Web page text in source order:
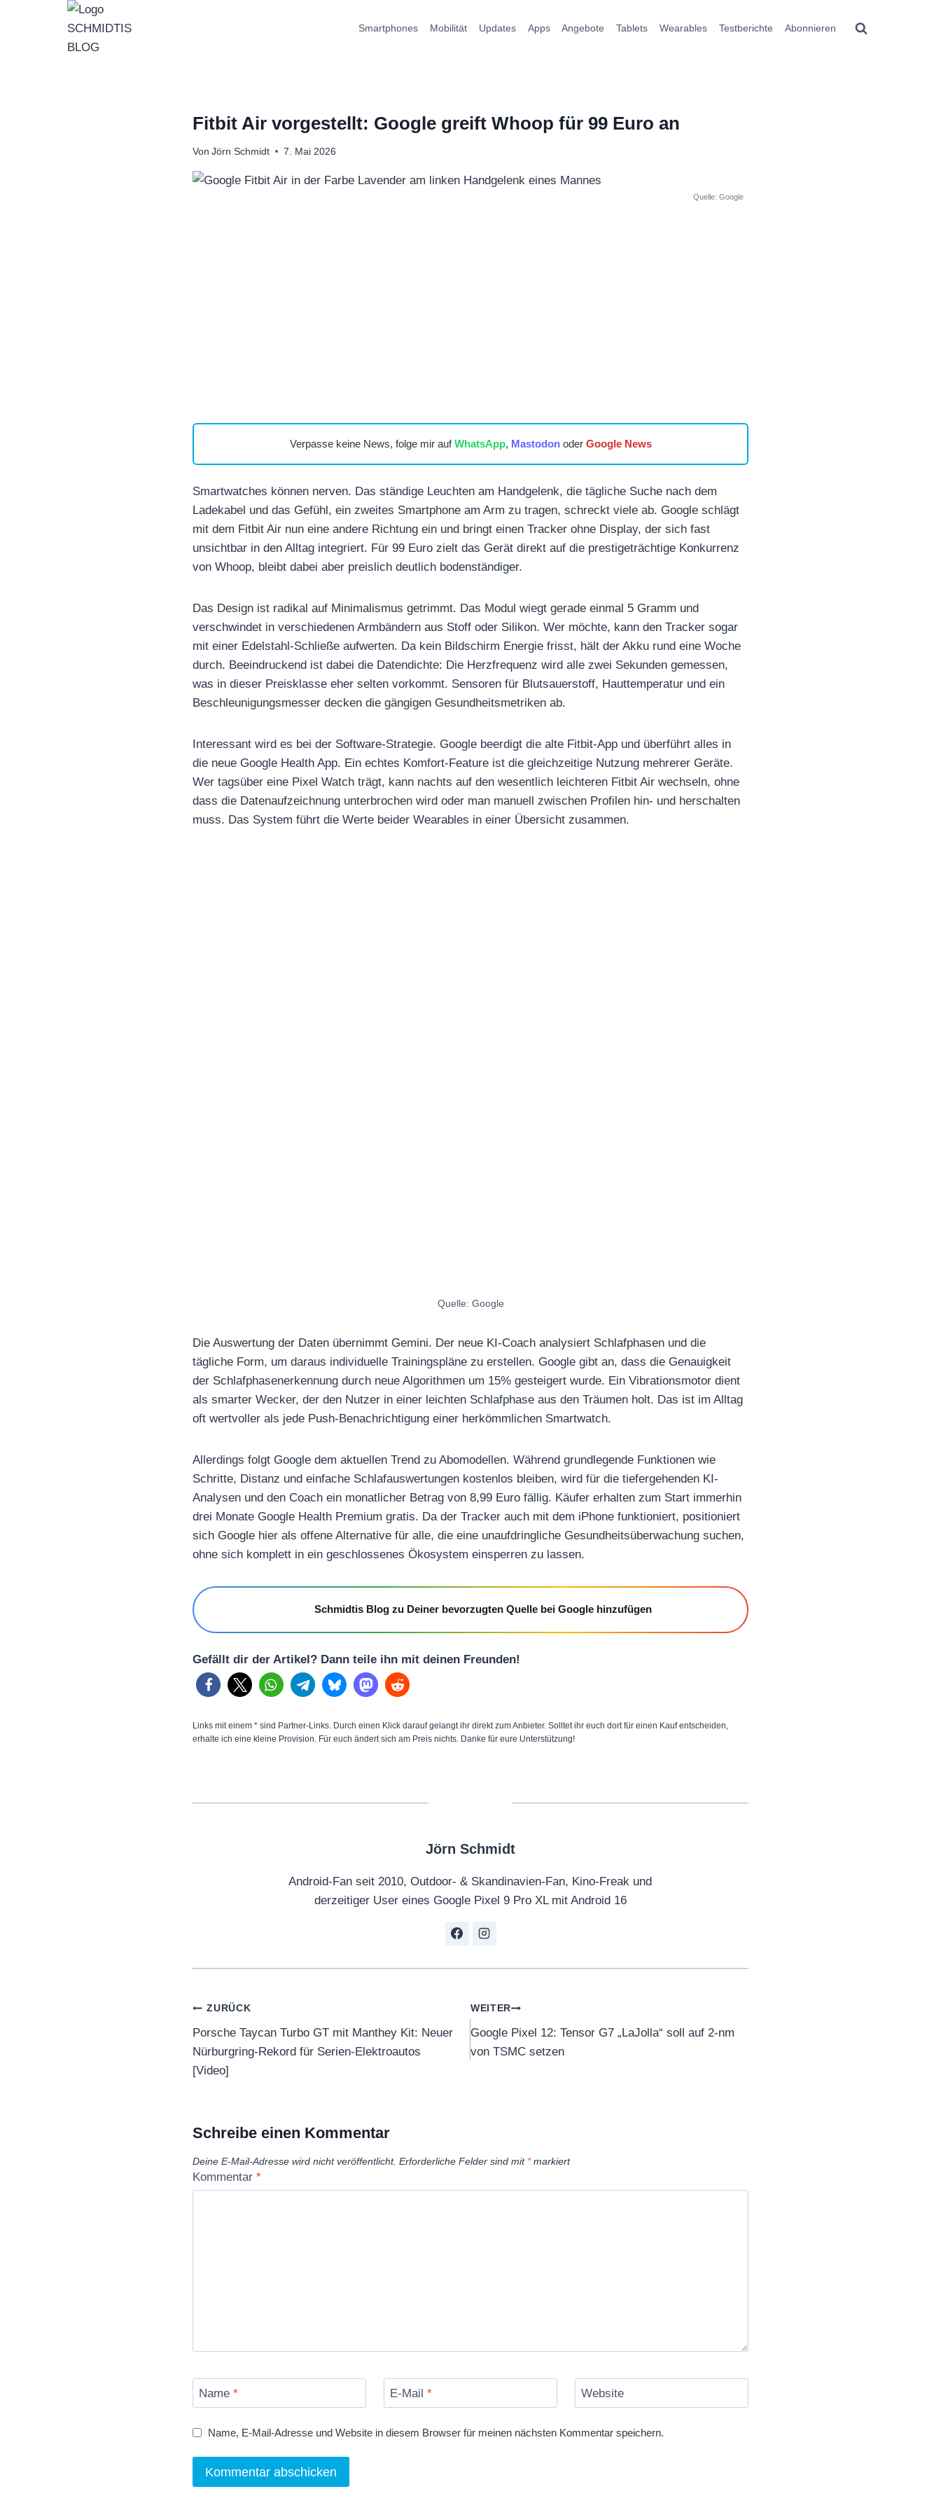
Smartphones Mobilität Updates Apps Angebote Tablets Wearables Testberichte Abonnieren
Fitbit Air vorgestellt: Google greift Whoop für 99 Euro an
Von Jörn Schmidt 7. Mai 2026
Quelle: Google
Verpasse keine News, folge mir aufWhatsApp, Mastodonoder Google News
Smartwatches können nerven. Das ständige Leuchten am Handgelenk, die tägliche Suche nach dem
Ladekabel und das Gefühl, ein zweites Smartphone am Arm zu tragen, schreckt viele ab. Google schlägt
mit dem Fitbit Air nun eine andere Richtung ein und bringt einen Tracker ohne Display, der sich fast
unsichtbar in den Alltag integriert. Für 99 Euro zielt das Gerät direkt auf die prestigeträchtige Konkurrenz
von Whoop, bleibt dabei aber preislich deutlich bodenständiger.
Das Design ist radikal auf Minimalismus getrimmt. Das Modul wiegt gerade einmal 5 Gramm und
verschwindet in verschiedenen Armbändern aus Stoff oder Silikon. Wer möchte, kann den Tracker sogar
mit einer Edelstahl-Schließe aufwerten. Da kein Bildschirm Energie frisst, hält der Akku rund eine Woche
durch. Beeindruckend ist dabei die Datendichte: Die Herzfrequenz wird alle zwei Sekunden gemessen,
was in dieser Preisklasse eher selten vorkommt. Sensoren für Blutsauerstoff, Hauttemperatur und ein
Beschleunigungsmesser decken die gängigen Gesundheitsmetriken ab.
Interessant wird es bei der Software-Strategie. Google beerdigt die alte Fitbit-App und überführt alles in
die neue Google Health App. Ein echtes Komfort-Feature ist die gleichzeitige Nutzung mehrerer Geräte.
Wer tagsüber eine Pixel Watch trägt, kann nachts auf den wesentlich leichteren Fitbit Air wechseln, ohne
dass die Datenaufzeichnung unterbrochen wird oder man manuell zwischen Profilen hin- und herschalten
muss. Das System führt die Werte beider Wearables in einer Übersicht zusammen.
Quelle: Google
Die Auswertung der Daten übernimmt Gemini. Der neue KI-Coach analysiert Schlafphasen und die
tägliche Form, um daraus individuelle Trainingspläne zu erstellen. Google gibt an, dass die Genauigkeit
der Schlafphasenerkennung durch neue Algorithmen um 15% gesteigert wurde. Ein Vibrationsmotor dient
als smarter Wecker, der den Nutzer in einer leichten Schlafphase aus den Träumen holt. Das ist im Alltag
oft wertvoller als jede Push-Benachrichtigung einer herkömmlichen Smartwatch.
Allerdings folgt Google dem aktuellen Trend zu Abomodellen. Während grundlegende Funktionen wie
Schritte, Distanz und einfache Schlafauswertungen kostenlos bleiben, wird für die tiefergehenden KI-
Analysen und den Coach ein monatlicher Betrag von 8,99 Euro fällig. Käufer erhalten zum Start immerhin
drei Monate Google Health Premium gratis. Da der Tracker auch mit dem iPhone funktioniert, positioniert
sich Google hier als offene Alternative für alle, die eine unaufdringliche Gesundheitsüberwachung suchen,
ohne sich komplett in ein geschlossenes Ökosystem einsperren zu lassen.
Schmidtis Blog zu Deiner bevorzugten Quelle bei Google hinzufügen
Gefällt dir der Artikel? Dann teile ihn mit deinen Freunden!
Links mit einem * sind Partner-Links. Durch einen Klick darauf gelangt ihr direkt zum Anbieter. Solltet ihr euch dort für einen Kauf entscheiden,
erhalte ich eine kleine Provision. Für euch ändert sich am Preis nichts. Danke für eure Unterstützung!
Jörn Schmidt
Android-Fan seit 2010, Outdoor- & Skandinavien-Fan, Kino-Freak und
derzeitiger User eines Google Pixel 9 Pro XL mit Android 16
Beitragsnavigation
ZURÜCK
Porsche Taycan Turbo GT mit Manthey Kit: Neuer
Nürburgring-Rekord für Serien-Elektroautos
[Video]
WEITER
Google Pixel 12: Tensor G7 „LaJolla“ soll auf 2-nm
von TSMC setzen
Schreibe einen Kommentar
Deine E-Mail-Adresse wird nicht veröffentlicht. Erforderliche Felder sind mit *markiert
Kommentar *
Name * E-Mail * Website
Name, E-Mail-Adresse und Website in diesem Browser für meinen nächsten Kommentar speichern.